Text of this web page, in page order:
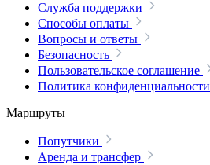
Служба поддержки
Способы оплаты
Вопросы и ответы
Безопасность
Пользовательское соглашение
Политика конфиденциальности
Маршруты
Попутчики
Аренда и трансфер